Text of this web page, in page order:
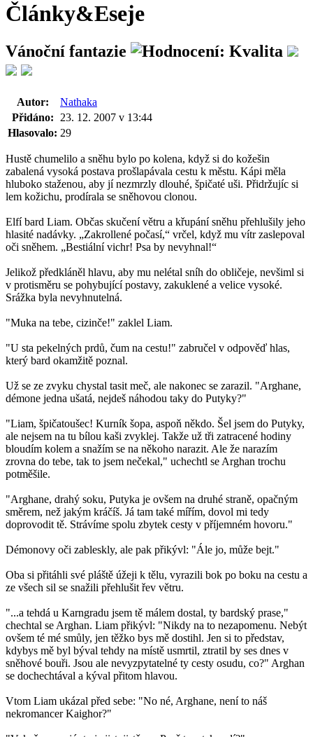
Články&Eseje
Vánoční fantazie
Autor:
Nathaka
Přidáno:
23. 12. 2007 v 13:44
Hlasovalo: 29
Hustě chumelilo a sněhu bylo po kolena, když si do kožešin
zabalená vysoká postava prošlapávala cestu k městu. Kápi měla
hluboko staženou, aby jí nezmrzly dlouhé, špičaté uši. Přidržujíc si
lem kožichu, prodírala se sněhovou clonou.
Elfí bard Liam. Občas skučení větru a křupání sněhu přehlušily jeho
hlasité nadávky. „Zakrollené počasí,“ vrčel, když mu vítr zaslepoval
oči sněhem. „Bestiální vichr! Psa by nevyhnal!“
Jelikož předkláněl hlavu, aby mu nelétal sníh do obličeje, nevšiml si
v protisměru se pohybující postavy, zakuklené a velice vysoké.
Srážka byla nevyhnutelná.
"Muka na tebe, cizinče!" zaklel Liam.
"U sta pekelných prdů, čum na cestu!" zabručel v odpověď hlas,
který bard okamžitě poznal.
Už se ze zvyku chystal tasit meč, ale nakonec se zarazil. "Arghane,
démone jedna ušatá, nejdeš náhodou taky do Putyky?"
"Liam, špičatoušec! Kurník šopa, aspoň někdo. Šel jsem do Putyky,
ale nejsem na tu bílou kaši zvyklej. Takže už tři zatracené hodiny
bloudím kolem a snažím se na někoho narazit. Ale že narazím
zrovna do tebe, tak to jsem nečekal," uchechtl se Arghan trochu
potměšile.
"Arghane, drahý soku, Putyka je ovšem na druhé straně, opačným
směrem, než jakým kráčíš. Já tam také mířím, dovol mi tedy
doprovodit tě. Strávíme spolu zbytek cesty v příjemném hovoru."
Démonovy oči zableskly, ale pak přikývl: "Ále jo, může bejt."
Oba si přitáhli své pláště úžeji k tělu, vyrazili bok po boku na cestu a
ze všech sil se snažili přehlušit řev větru.
"...a tehdá u Karngradu jsem tě málem dostal, ty bardský prase,"
chechtal se Arghan. Liam přikývl: "Nikdy na to nezapomenu. Nebýt
ovšem té mé smůly, jen těžko bys mě dostihl. Jen si to představ,
kdybys mě byl býval tehdy na místě usmrtil, ztratil by ses dnes v
sněhové bouři. Jsou ale nevyzpytatelné ty cesty osudu, co?" Arghan
se dochechtával a kýval přitom hlavou.
Vtom Liam ukázal před sebe: "No né, Arghane, není to náš
nekromancer Kaighor?"